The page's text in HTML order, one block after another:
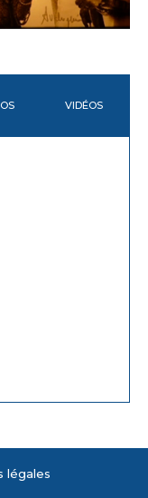
VIDÉOS
légales